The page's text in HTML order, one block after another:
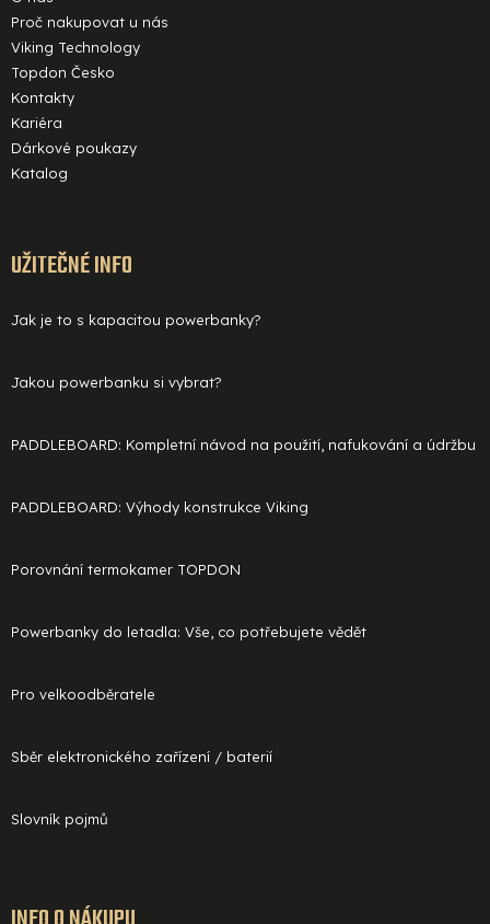
Proč nakupovat u nás
Viking Technology
Topdon Česko
Kontakty
Kariéra
Dárkové poukazy
Katalog
UŽITEČNÉ INFO
Jak je to s kapacitou powerbanky?
Jakou powerbanku si vybrat?
PADDLEBOARD: Kompletní návod na použití, nafukování a údržbu
PADDLEBOARD: Výhody konstrukce Viking
Porovnání termokamer TOPDON
Powerbanky do letadla: Vše, co potřebujete vědět
Pro velkoodběratele
Sběr elektronického zařízení / baterií
Slovník pojmů